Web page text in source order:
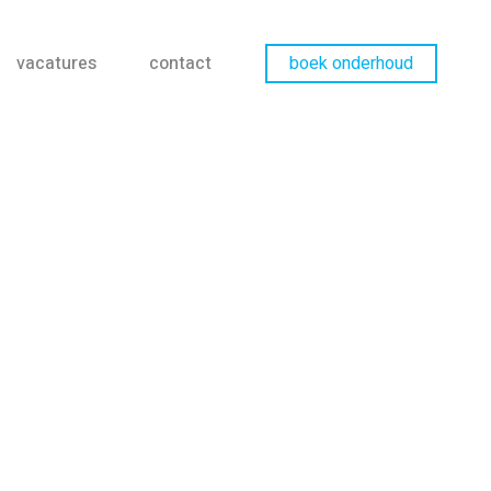
vacatures contact boek onderhoud